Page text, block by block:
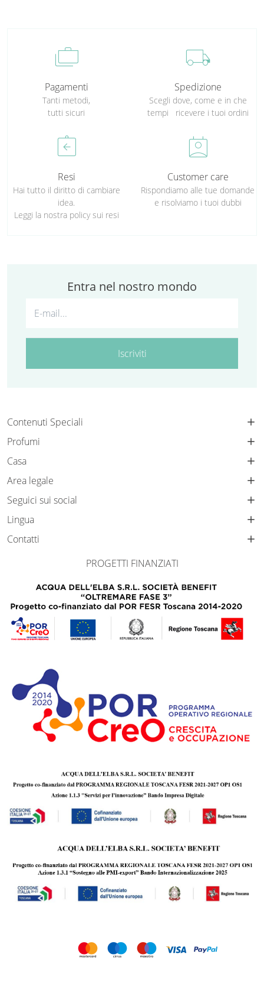
cases
Pagamenti
Tanti metodi,
tutti sicuri
local_shipping
Spedizione
Scegli dove, come e in che
tempi ricevere i tuoi ordini
assignment_return
Resi
Hai tutto il diritto di cambiare
idea.
Leggi la nostra policy sui resi
perm_contact_calendar
Customer care
Rispondiamo alle tue domande
e risolviamo i tuoi dubbi
Entra nel nostro mondo
Iscriviti
Contenuti Speciali
Profumi
Casa
Area legale
Seguici sui social
Lingua
Contatti
PROGETTI FINANZIATI